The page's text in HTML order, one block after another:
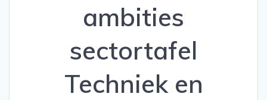
ambities
sectortafel
Techniek en